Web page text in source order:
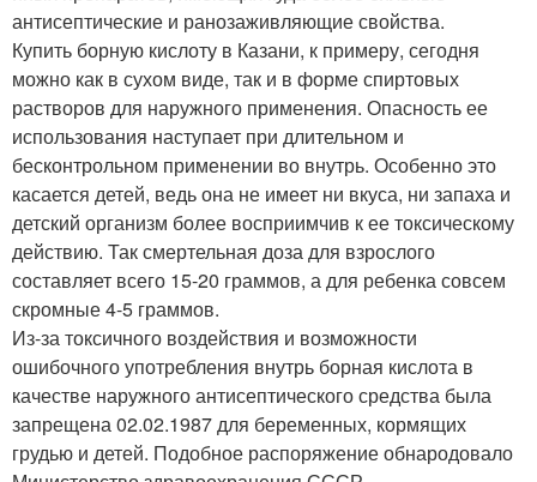
антисептические и ранозаживляющие свойства.
Купить борную кислоту в Казани, к примеру, сегодня
можно как в сухом виде, так и в форме спиртовых
растворов для наружного применения. Опасность ее
использования наступает при длительном и
бесконтрольном применении во внутрь. Особенно это
касается детей, ведь она не имеет ни вкуса, ни запаха и
детский организм более восприимчив к ее токсическому
действию. Так смертельная доза для взрослого
составляет всего 15-20 граммов, а для ребенка совсем
скромные 4-5 граммов.
Из-за токсичного воздействия и возможности
ошибочного употребления внутрь борная кислота в
качестве наружного антисептического средства была
запрещена 02.02.1987 для беременных, кормящих
грудью и детей. Подобное распоряжение обнародовало